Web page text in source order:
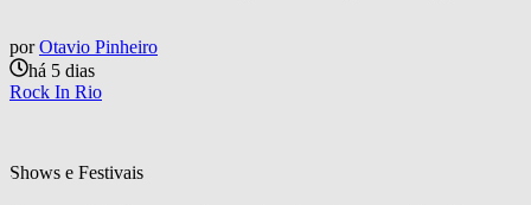
por Otavio Pinheiro
há 5 dias
Rock In Rio
Shows e Festivais